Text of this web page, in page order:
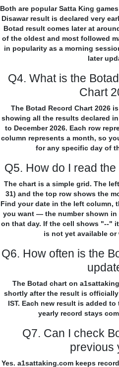
Both are popular Satta King
Disawar result is declared very
Botad result comes later at
of the oldest and most followed
in popularity as a morning
later
Q4. What is the
Chart
The Botad Record Chart 2026
showing all the results declared
to December 2026. Each row
column represents a month, so
for any specific day of
Q5. How do I read
The chart is a simple grid. The
31) and the top row shows the
Find your date in the left column,
you want — the number shown
on that day. If the cell shows "--"
is not yet available or
Q6. How often is the
The Botad chart on
shortly after the result is
IST. Each new result is added
yearly record stays
Q7. Can I check
previous
Yes. a1sattaking.com keeps